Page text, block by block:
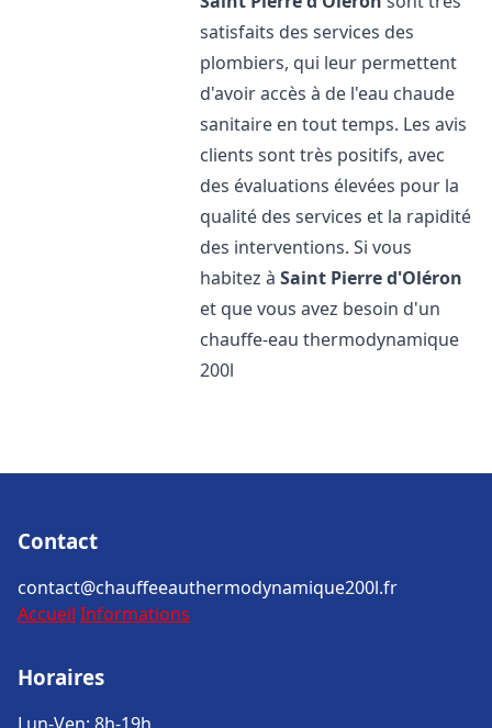
satisfaits des services des
plombiers, qui leur permettent
d'avoir accès à de l'eau chaude
sanitaire en tout temps. Les avis
clients sont très positifs, avec
des évaluations élevées pour la
qualité des services et la rapidité
des interventions. Si vous
habitez àSaint Pierre d'Oléron
et que vous avez besoin d'un
chauffe-eau thermodynamique
200l
Contact
contact@chauffeeauthermodynamique200l.fr
Accueil Informations
Horaires